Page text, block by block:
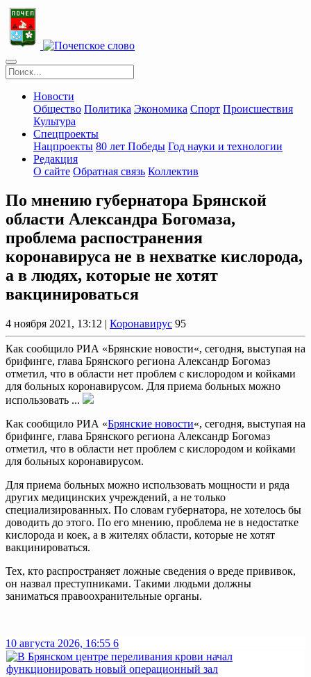
Новости
Общество Политика Экономика Спорт Происшествия
Культура
Спецпроекты
Нацпроекты 80 лет Победы Год науки и технологии
Редакция
О сайте Обратная связь Коллектив
По мнению губернатора Брянской
области Александра Богомаза,
проблема распостранения
коронавируса не в нехватке кислорода,
а в людях, которые не хотят
вакцинироваться
4 ноября 2021, 13:12 | Коронавирус 95
Как сообщило РИА «Брянские новости«, сегодня, выступая на
брифинге, глава Брянского региона Александр Богомаз
отметил, что в области нет проблем с кислородом и койками
для больных коронавирусом. Для приема больных можно
использовать ...
Как сообщило РИА «Брянские новости«, сегодня, выступая на
брифинге, глава Брянского региона Александр Богомаз
отметил, что в области нет проблем с кислородом и койками
для больных коронавирусом.
Для приема больных можно использовать мощности и ряда
других медицинских учреждений, а не только
специализированных. По словам губернатора, не хотелось бы
доводить до этого. По его мнению, проблема не в недостатке
кислорода и коек, а в жителях области, которые не хотят
вакцинироваться.
Тех, кто распространяет ложные сведения о вреде прививок,
он назвал преступниками. Такими людьми должны
заниматься правоохранительные органы.
10 августа 2026, 16:55 6